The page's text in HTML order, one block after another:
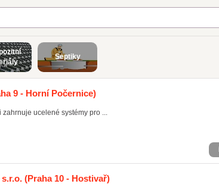
Septiky
9 - Horní Počernice)
ucelené systémy pro ...
s.r.o. (Praha 10 - Hostivař)